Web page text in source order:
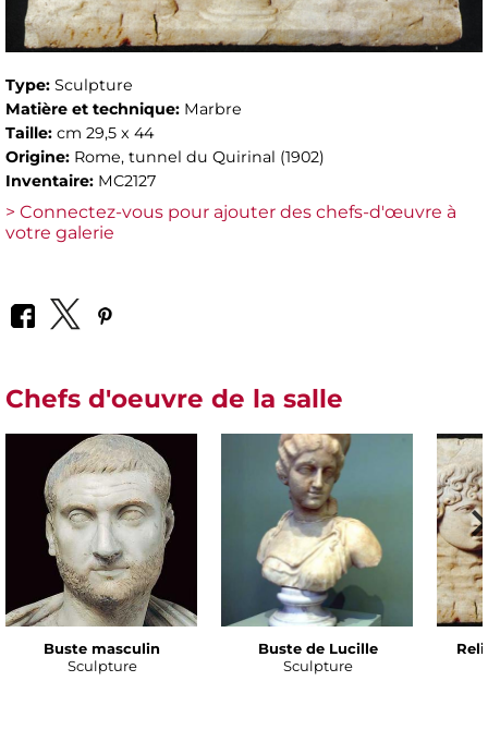
Type: Sculpture
Matière et technique: Marbre
Taille: cm 29,5 x 44
Origine: Rome, tunnel du Quirinal (1902)
Inventaire: MC2127
> Connectez-vous pour ajouter des chefs-d'œuvre à
votre galerie
Chefs d'oeuvre de la salle
Buste masculin
Sculpture
Buste de Lucille
Sculpture